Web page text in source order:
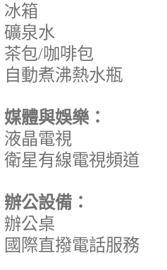
冰箱
礦泉水
茶包/咖啡包
自動煮沸熱水瓶
媒體與娛樂：
液晶電視
衛星有線電視頻道
辦公設備：
辦公桌
國際直撥電話服務